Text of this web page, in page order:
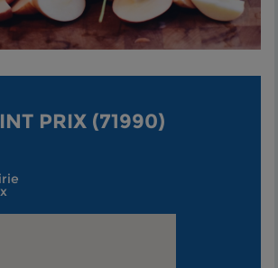
PRIX (71990)